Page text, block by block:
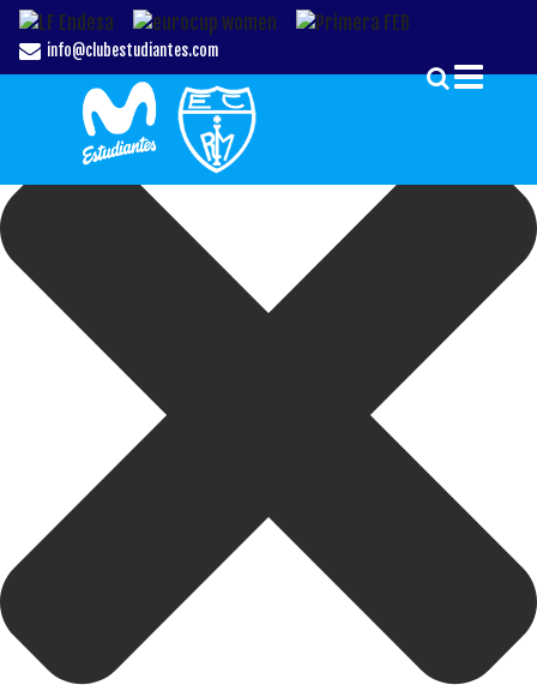
Gestionar el Consentimiento de las Cookies
info@clubestudiantes.com